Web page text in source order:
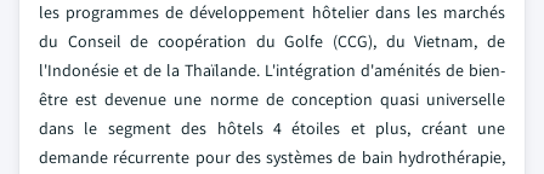
les programmes de développement hôtelier dans les marchés
du Conseil de coopération du Golfe (CCG), du Vietnam, de
l'Indonésie et de la Thaïlande. L'intégration d'aménités de bien-
être est devenue une norme de conception quasi universelle
dans le segment des hôtels 4 étoiles et plus, créant une
demande récurrente pour des systèmes de bain hydrothérapie,